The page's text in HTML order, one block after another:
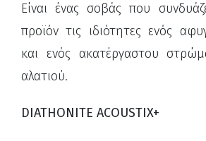
Είναι έναςσοβάς που
προϊόν τις ιδιότητες ενός
και ενός ακατέργαστου
αλατιού.
DIATHONITE ACOUSTIX+